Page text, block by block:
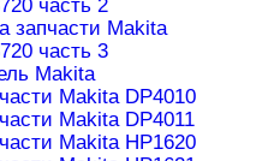
часть 2
запчасти Makita
часть 3
Makita
Makita DP4010
Makita DP4011
Makita HP1620